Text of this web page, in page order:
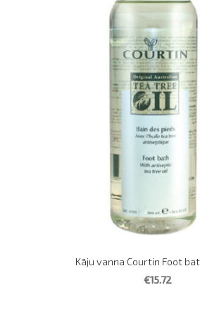
Kāju vanna Courtin Foot
€15.72